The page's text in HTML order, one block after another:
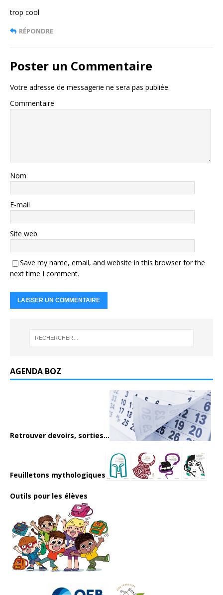
trop cool
RÉPONDRE
Poster un Commentaire
Votre adresse de messagerie ne sera pas publiée.
Commentaire
Nom
E-mail
Site web
Save my name, email, and website in this browser for the
next time I comment.
AGENDA BOZ
Retrouver devoirs, sorties...
Feuilletons mythologiques
Outils pour les élèves